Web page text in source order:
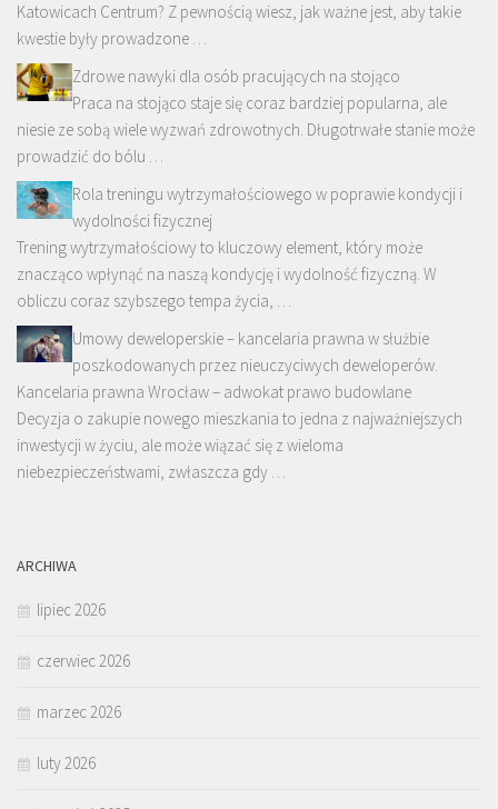
Katowicach Centrum? Z pewnością wiesz, jak ważne jest, aby takie
kwestie były prowadzone …
Zdrowe nawyki dla osób pracujących na stojąco
Praca na stojąco staje się coraz bardziej popularna, ale
niesie ze sobą wiele wyzwań zdrowotnych. Długotrwałe stanie może
prowadzić do bólu …
Rola treningu wytrzymałościowego w poprawie kondycji i
wydolności fizycznej
Trening wytrzymałościowy to kluczowy element, który może
znacząco wpłynąć na naszą kondycję i wydolność fizyczną. W
obliczu coraz szybszego tempa życia, …
Umowy deweloperskie – kancelaria prawna w służbie
poszkodowanych przez nieuczyciwych deweloperów.
Kancelaria prawna Wrocław – adwokat prawo budowlane
Decyzja o zakupie nowego mieszkania to jedna z najważniejszych
inwestycji w życiu, ale może wiązać się z wieloma
niebezpieczeństwami, zwłaszcza gdy …
ARCHIWA
lipiec 2026
czerwiec 2026
marzec 2026
luty 2026